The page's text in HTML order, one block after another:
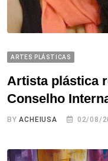
ARTES PLÁSTICAS
Artista plástica
Conselho
BYACHEIUSA 02/08/